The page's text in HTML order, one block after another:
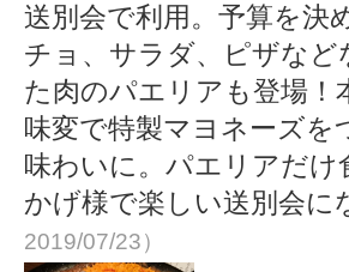
送別会で利用。予算を決
チョ、サラダ、ピザな
た肉のパエリアも登場
味変で特製マヨネーズ
味わいに。パエリアだ
かげ様で楽しい送別会に
2019/07/23）